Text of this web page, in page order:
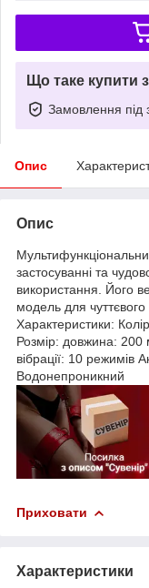
Що таке купити
Замовлення під
Опис
Опис
застосуванні та
використання. Його
модель для
Характеристики:
Розмір: довжина: 200
вібрації: 10 режимів
Водонепроникний
Приховати
Характеристики